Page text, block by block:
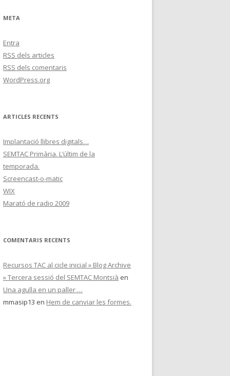
META
Entra
RSS dels articles
RSS dels comentaris
WordPress.org
ARTICLES RECENTS
Implantació llibres digitals…
SEMTAC Primària. L’últim de la
temporada.
Screencast-o-matic
WIX
Marató de radio 2009
COMENTARIS RECENTS
Recursos TAC al cicle inicial » Blog Archive
» Tercera sessió del SEMTAC Montsià en
Una agulla en un paller …
mmasip13 en Hem de canviar les formes.